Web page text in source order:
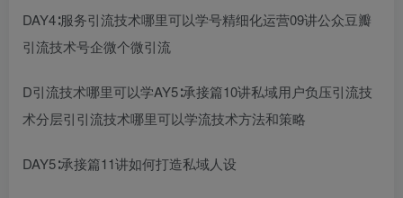
DAY4∶服务引流技术哪里可以学号精细化运营09讲公众豆瓣
引流技术号企微个微引流
D引流技术哪里可以学AY5∶承接篇10讲私域用户负压引流技
术分层引引流技术哪里可以学流技术方法和策略
DAY5∶承接篇11讲如何打造私域人设